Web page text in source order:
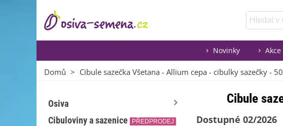
Novinky
Domů > Cibule sazečka Všetana - Allium cepa - cibulky sazečky -
Osiva
Cibuloviny a sazenice
PŘEDPRODEJ
Cibule
Dostupné 02/2026